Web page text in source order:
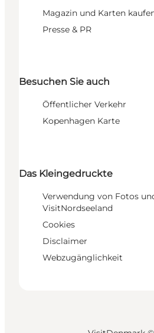
Magazin und Karten
Presse & PR
Besuchen Sie auch
Öffentlicher Verkehr
Kopenhagen Karte
Das Kleingedruckte
Verwendung von Fotos
VisitNordseeland
Cookies
Disclaimer
Webzugänglichkeit